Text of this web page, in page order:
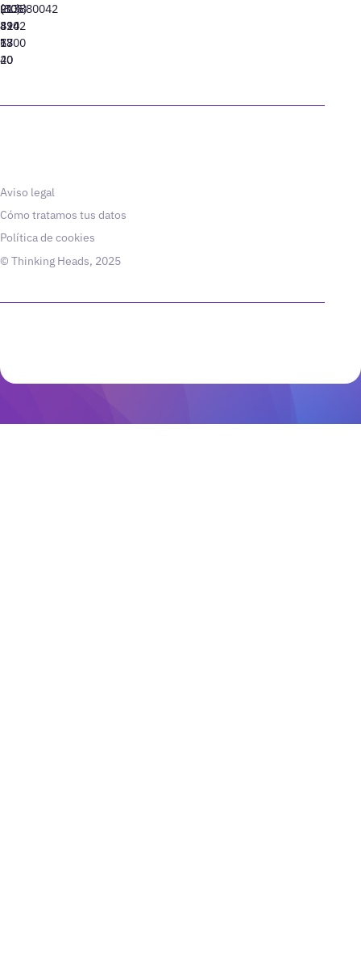
91
310
77
40
(305)
424
13
20
(10)
8942
6800
213880042
Aviso legal
Cómo tratamos tus datos
Política de cookies
© Thinking Heads, 2025